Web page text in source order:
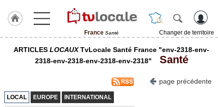
France Santé
Changer de territoire
J'adhère
France
ARTICLES LOCAUXTvLocale Santé France "env-2318-env-
2318-env-2318-env-2318-env-2318"
Santé
page précédente
LOCAL EUROPE INTERNATIONAL